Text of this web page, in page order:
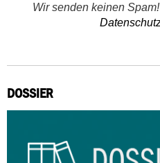
Wir senden keinen
DOSSIER